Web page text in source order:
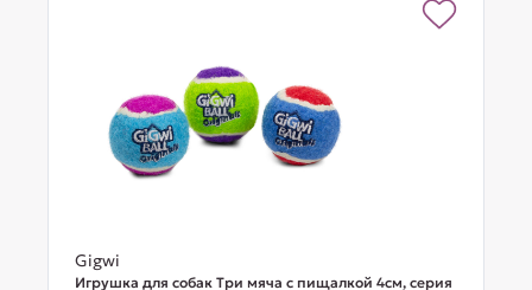
Gigwi
Игрушка для собак Три мяча с пищалкой 4см, серия